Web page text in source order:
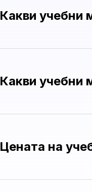
Какви учебни
Какви учебни
Цената на